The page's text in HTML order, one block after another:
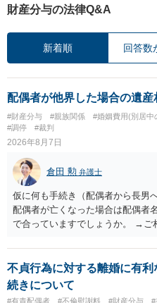
財産分与の法律Q&A
新着順 回答数
配偶者が他界した場合の遺産
#財産分与 #親族関係 #婚姻費用(別居中
#調停
#裁判
2026年8月7日
倉田 勲 弁護士
仮に何も手続き（配偶者から長男
配偶者が亡くなった場合は配偶者
で合っていますでしょうか。 →ご
完全に所有する場合は、他の相続
償金の支払いが必要になります。
不貞行為に対する離婚に有
続きについて
#有責配偶者 #不倫慰謝料 #財産分与 #